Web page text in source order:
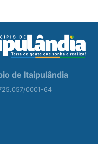
de Itaipulândia
0001-64